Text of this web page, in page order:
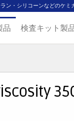
ン・シリコーンなどのケ
品 検査キット製